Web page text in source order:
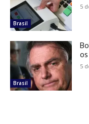
Brasil
5
Brasil
5